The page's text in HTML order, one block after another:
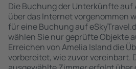
Die Buchung der Unterkünfte auf
über das Internet vorgenommen
für eine Buchung auf
wählen Sie nur geprüfte Objekte
Erreichen von Amelia Island die
vorbereitet, wie zuvor vereinbart.